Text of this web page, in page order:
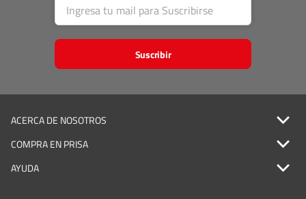
Suscribir
ACERCA DE NOSOTROS
COMPRA EN PRISA
AYUDA